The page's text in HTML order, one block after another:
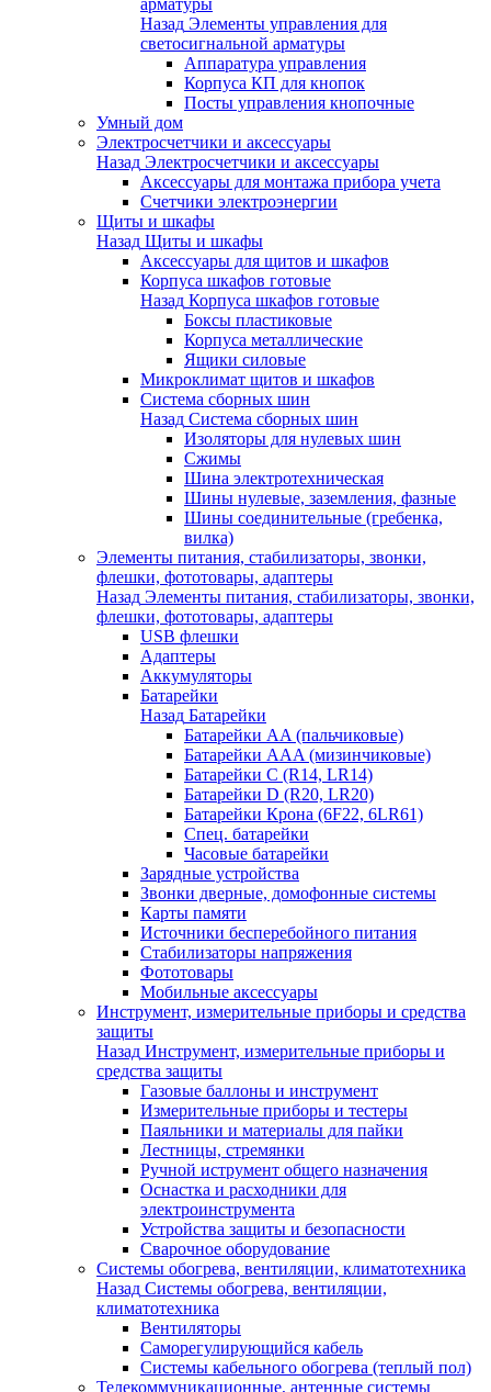
арматуры
Назад Элементы управления для
светосигнальной арматуры
Аппаратура управления
Корпуса КП для кнопок
Посты управления кнопочные
Умный дом
Электросчетчики и аксессуары
Назад Электросчетчики и аксессуары
Аксессуары для монтажа прибора учета
Счетчики электроэнергии
Щиты и шкафы
Назад Щиты и шкафы
Аксессуары для щитов и шкафов
Корпуса шкафов готовые
Назад Корпуса шкафов готовые
Боксы пластиковые
Корпуса металлические
Ящики силовые
Микроклимат щитов и шкафов
Система сборных шин
Назад Система сборных шин
Изоляторы для нулевых шин
Сжимы
Шина электротехническая
Шины нулевые, заземления, фазные
Шины соединительные (гребенка,
вилка)
Элементы питания, стабилизаторы, звонки,
флешки, фототовары, адаптеры
Назад Элементы питания, стабилизаторы, звонки,
флешки, фототовары, адаптеры
USB флешки
Адаптеры
Аккумуляторы
Батарейки
Назад Батарейки
Батарейки AA (пальчиковые)
Батарейки AAA (мизинчиковые)
Батарейки C (R14, LR14)
Батарейки D (R20, LR20)
Батарейки Крона (6F22, 6LR61)
Спец. батарейки
Часовые батарейки
Зарядные устройства
Звонки дверные, домофонные системы
Карты памяти
Источники бесперебойного питания
Стабилизаторы напряжения
Фототовары
Мобильные аксессуары
Инструмент, измерительные приборы и средства
защиты
Назад Инструмент, измерительные приборы и
средства защиты
Газовые баллоны и инструмент
Измерительные приборы и тестеры
Паяльники и материалы для пайки
Лестницы, стремянки
Ручной иструмент общего назначения
Оснастка и расходники для
электроинструмента
Устройства защиты и безопасности
Сварочное оборудование
Системы обогрева, вентиляции, климатотехника
Назад Системы обогрева, вентиляции,
климатотехника
Вентиляторы
Саморегулирующийся кабель
Системы кабельного обогрева (теплый пол)
Телекоммуникационные, антенные системы